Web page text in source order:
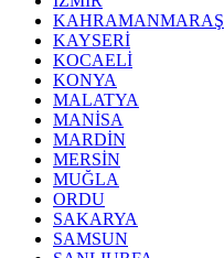
KAHRAMANMARAŞ
KAYSERİ
KOCAELİ
KONYA
MALATYA
MANİSA
MARDİN
MERSİN
MUĞLA
ORDU
SAKARYA
SAMSUN